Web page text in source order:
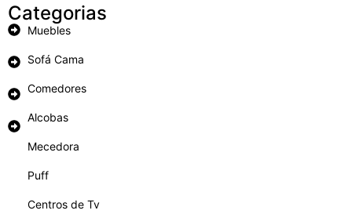
Categorias
Muebles
Sofá Cama
Comedores
Alcobas
Mecedora
Puff
Centros de Tv